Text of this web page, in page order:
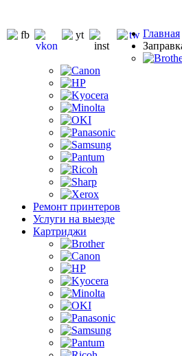
Главная
Ремонт принтеров
Услуги на выезде
Картриджи